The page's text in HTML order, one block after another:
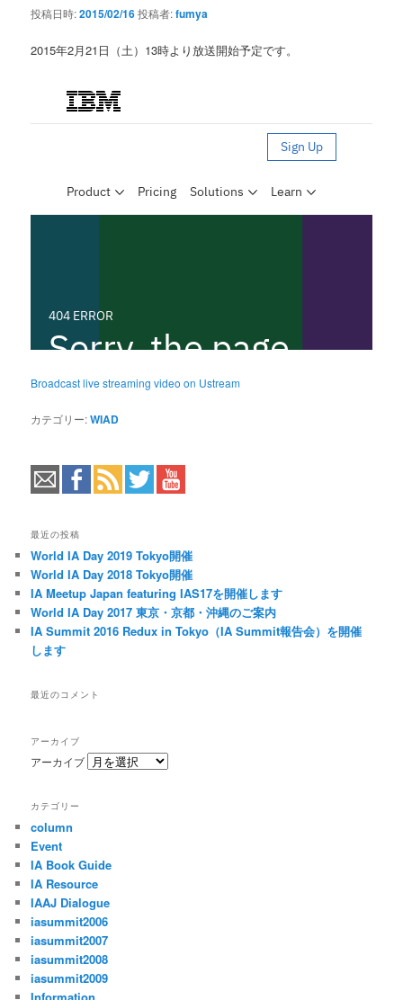
投稿日時:2015/02/16投稿者:fumya
2015年2月21日（土）13時より放送開始予定です。
Broadcast live streaming video on Ustream
カテゴリー:WIAD
最近の投稿
World IA Day 2019 Tokyo開催
World IA Day 2018 Tokyo開催
IA Meetup Japan featuring IAS17を開催します
World IA Day 2017 東京・京都・沖縄のご案内
IA Summit 2016 Redux in Tokyo（IA Summit報告会）を開催
します
最近のコメント
アーカイブ
アーカイブ
カテゴリー
column
Event
IA Book Guide
IA Resource
IAAJ Dialogue
iasummit2006
iasummit2007
iasummit2008
iasummit2009